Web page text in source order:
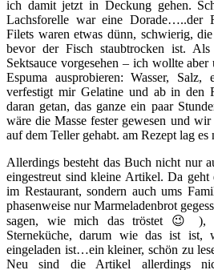
ich damit jetzt in Deckung gehen.
Lachsforelle war eine Dorade…..der
Filets waren etwas dünn, schwierig,
bevor der Fisch staubtrocken ist.
Sektsauce vorgesehen – ich wollte
Espuma ausprobieren: Wasser,
verfestigt mir Gelatine und ab in den
daran getan, das ganze ein paar
wäre die Masse fester gewesen und
auf dem Teller gehabt. am Rezept lag
Allerdings besteht das Buch nicht nur
eingestreut sind kleine Artikel. Da
im Restaurant, sondern auch ums
phasenweise nur Marmeladenbrot
sagen, wie mich das tröstet 😉 ),
Sterneküche, darum wie das ist ist,
eingeladen ist…ein kleiner, schön zu
Neu sind die Artikel allerdings